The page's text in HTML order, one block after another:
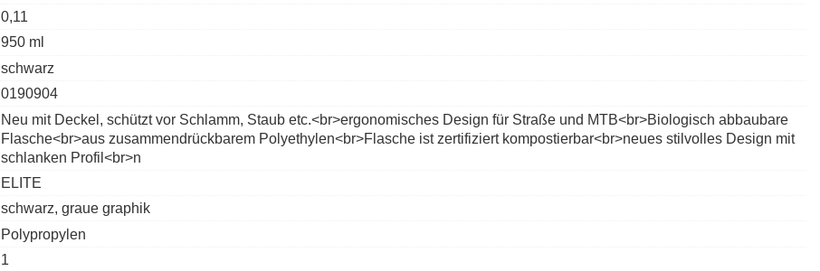
0,11
950 ml
schwarz
0190904
Neu mit Deckel, schützt vor Schlamm, Staub etc.<br>ergonomisches Design für Straße und MTB<br>Biologisch abbaubare
Flasche<br>aus zusammendrückbarem Polyethylen<br>Flasche ist zertifiziert kompostierbar<br>neues stilvolles Design mit
schlanken Profil<br>n
ELITE
schwarz, graue graphik
Polypropylen
1